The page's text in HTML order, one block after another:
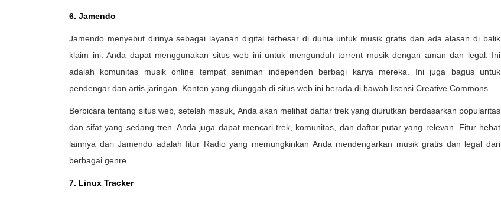
6. Jamendo
Jamendo menyebut dirinya sebagai layanan digital terbesar di dunia untuk musik gratis dan ada alasan di balik
klaim ini. Anda dapat menggunakan situs web ini untuk mengunduh torrent musik dengan aman dan legal. Ini
adalah komunitas musik online tempat seniman independen berbagi karya mereka. Ini juga bagus untuk
pendengar dan artis jaringan. Konten yang diunggah di situs web ini berada di bawah lisensi Creative Commons.
Berbicara tentang situs web, setelah masuk, Anda akan melihat daftar trek yang diurutkan berdasarkan popularitas
dan sifat yang sedang tren. Anda juga dapat mencari trek, komunitas, dan daftar putar yang relevan. Fitur hebat
lainnya dari Jamendo adalah fitur Radio yang memungkinkan Anda mendengarkan musik gratis dan legal dari
berbagai genre.
7. Linux Tracker